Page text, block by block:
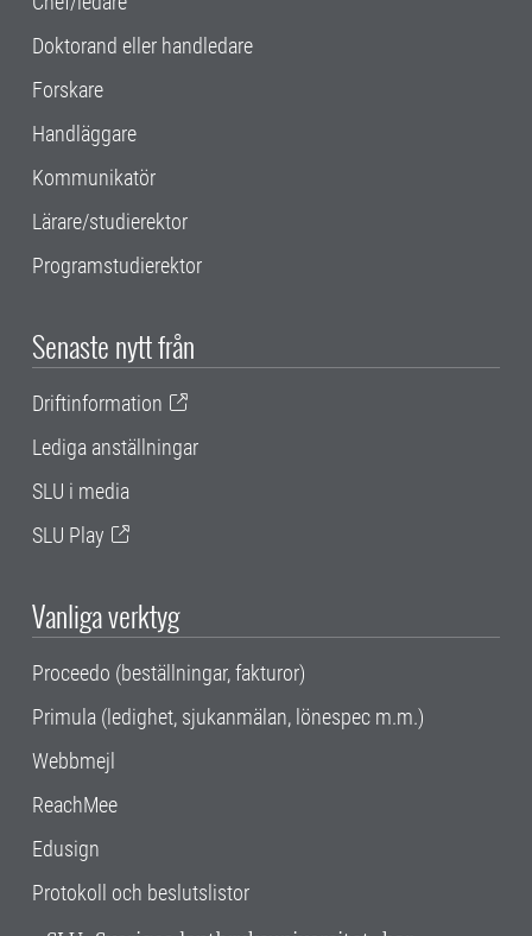
Doktorand eller handledare
Forskare
Handläggare
Kommunikatör
Lärare/studierektor
Programstudierektor
Senaste nytt från
Driftinformation
Lediga anställningar
SLU i media
SLU Play
Vanliga verktyg
Proceedo (beställningar, fakturor)
Primula (ledighet, sjukanmälan, lönespec m.m.)
Webbmejl
ReachMee
Edusign
Protokoll och beslutslistor